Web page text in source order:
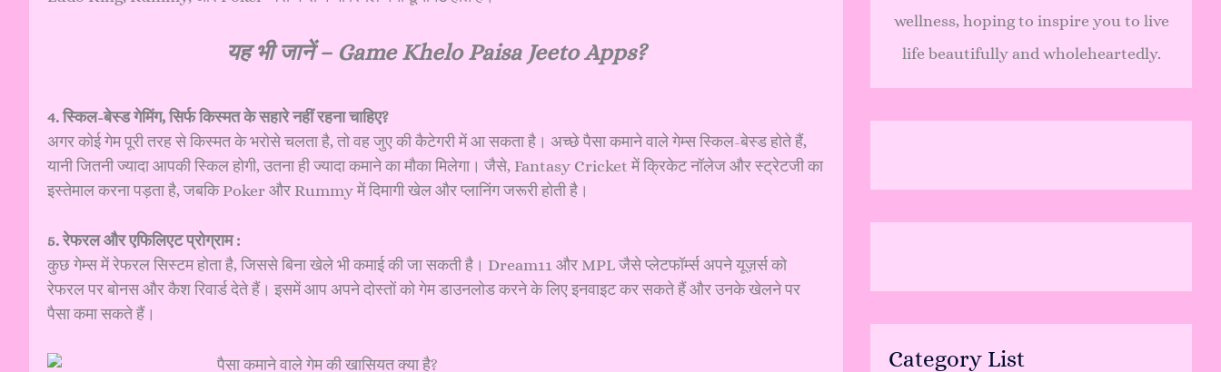
यह भी जानें – Game Khelo Paisa Jeeto Apps?
4. स्किल-बेस्ड गेमिंग, सिर्फ किस्मत के सहारे नहीं रहना चाहिए?
अगर कोई गेम पूरी तरह से किस्मत के भरोसे चलता है, तो वह जुए की कैटेगरी में आ सकता है। अच्छे पैसा कमाने वाले गेम्स स्किल-बेस्ड होते हैं,
यानी जितनी ज्यादा आपकी स्किल होगी, उतना ही ज्यादा कमाने का मौका मिलेगा। जैसे, Fantasy Cricket में क्रिकेट नॉलेज और स्ट्रेटजी का
इस्तेमाल करना पड़ता है, जबकि Poker और Rummy में दिमागी खेल और प्लानिंग जरूरी होती है।
5. रेफरल और एफिलिएट प्रोग्राम :
कुछ गेम्स में रेफरल सिस्टम होता है, जिससे बिना खेले भी कमाई की जा सकती है। Dream11 और MPL जैसे प्लेटफॉर्म्स अपने यूज़र्स को
रेफरल पर बोनस और कैश रिवार्ड देते हैं। इसमें आप अपने दोस्तों को गेम डाउनलोड करने के लिए इनवाइट कर सकते हैं और उनके खेलने पर
पैसा कमा सकते हैं।
wellness, hoping to inspire you to live
life beautifully and wholeheartedly.
Category List